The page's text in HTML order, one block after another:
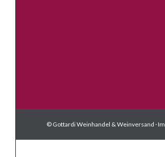
© Gottardi Weinhandel & Weinversand ·